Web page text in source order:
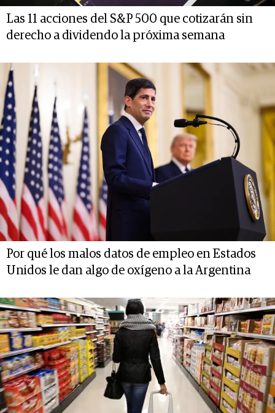
Las 11 acciones del S&P 500 que cotizarán sin
derecho a dividendo la próxima semana
Por qué los malos datos de empleo en Estados
Unidos le dan algo de oxígeno a la Argentina